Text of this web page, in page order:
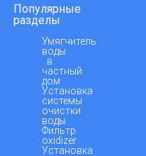
Популярные
разделы
Умягчитель
воды
в
частный
дом
Установка
системы
очистки
воды
Фильтр
oxidizer
Установка